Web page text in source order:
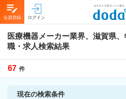
会員登録 ログイン
医療機器メーカー業界、滋賀県
職・求人検索結果
67 件
現在の検索条件